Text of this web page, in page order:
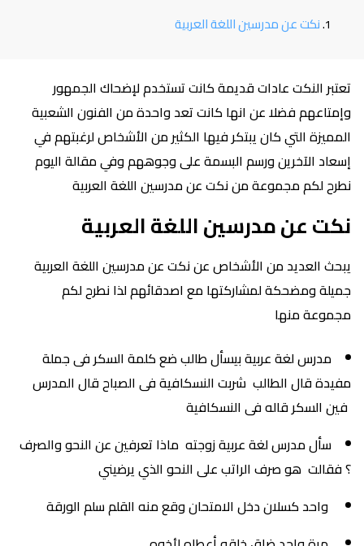
نكت عن مدرسين اللغة العربية
تعتبر النكت عادات قديمة كانت تستخدم لإضحاك الجمهور
وإمتاعهم فضلا عن انها كانت تعد واحدة من الفنون الشعبية
المميزة التي كان يبتكر فيها الكثير من الأشخاص لرغبتهم في
إسعاد الآخرين ورسم البسمة على وجوههم وفي مقالة اليوم
نطرح لكم مجموعة من نكت عن مدرسين اللغة العربية
نكت عن مدرسين اللغة العربية
يبحث العديد من الأشخاص عن نكت عن مدرسين اللغة العربية
جميلة ومضحكة لمشاركتها مع اصدقائهم لذا نطرح لكم
مجموعة منها
مدرس لغة عربية بيسأل طالب ضع كلمة السكر فى جملة
مفيدة قال الطالب شربت النسكافية فى الصباح قال المدرس
فين السكر قاله فى النسكافية
سأل مدرس لغة عربية زوجته ماذا تعرفين عن النحو والصرف
؟ فقالت هو صرف الراتب على النحو الذي يرضيني
واحد كسلان دخل الامتحان وقع منه القلم سلم الورقة